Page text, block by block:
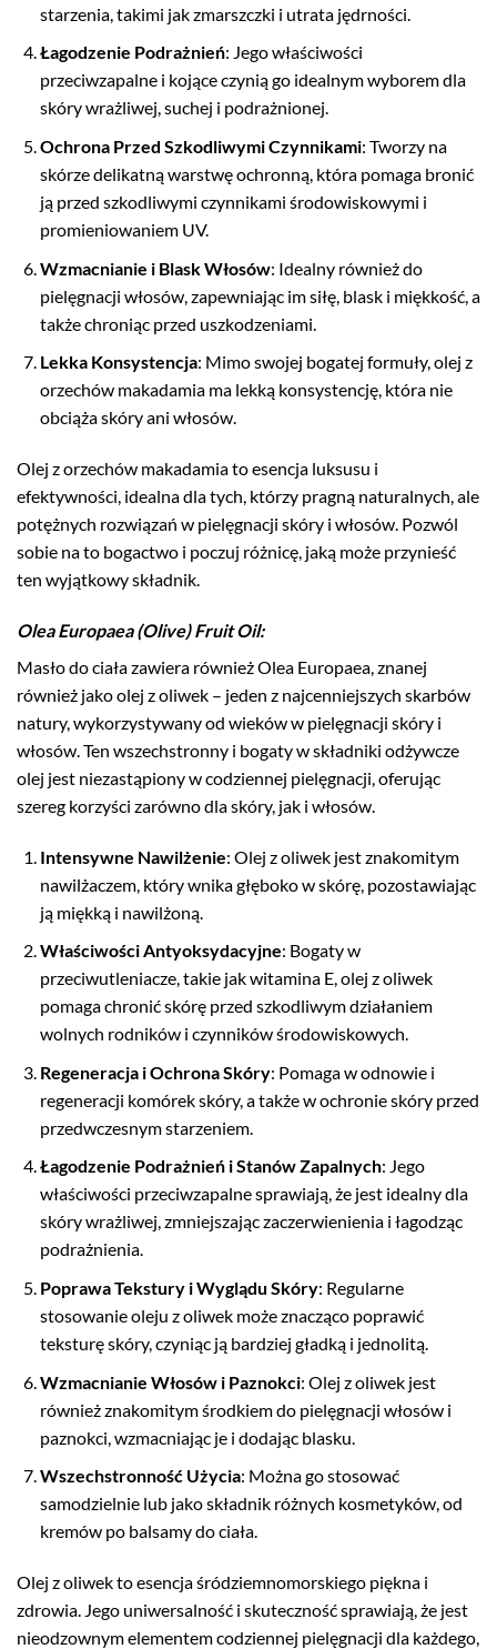
starzenia, takimi jak zmarszczki i utrata jędrności.
Łagodzenie Podrażnień: Jego właściwości
przeciwzapalne i kojące czynią go idealnym wyborem dla
skóry wrażliwej, suchej i podrażnionej.
Ochrona Przed Szkodliwymi Czynnikami: Tworzy na
skórze delikatną warstwę ochronną, która pomaga bronić
ją przed szkodliwymi czynnikami środowiskowymi i
promieniowaniem UV.
Wzmacnianie i Blask Włosów: Idealny również do
pielęgnacji włosów, zapewniając im siłę, blask i miękkość, a
także chroniąc przed uszkodzeniami.
Lekka Konsystencja: Mimo swojej bogatej formuły, olej z
orzechów makadamia ma lekką konsystencję, która nie
obciąża skóry ani włosów.
Olej z orzechów makadamia to esencja luksusu i
efektywności, idealna dla tych, którzy pragną naturalnych, ale
potężnych rozwiązań w pielęgnacji skóry i włosów. Pozwól
sobie na to bogactwo i poczuj różnicę, jaką może przynieść
ten wyjątkowy składnik.
Olea Europaea (Olive) Fruit Oil:
Masło do ciała zawiera również Olea Europaea, znanej
również jako olej z oliwek – jeden z najcenniejszych skarbów
natury, wykorzystywany od wieków w pielęgnacji skóry i
włosów. Ten wszechstronny i bogaty w składniki odżywcze
olej jest niezastąpiony w codziennej pielęgnacji, oferując
szereg korzyści zarówno dla skóry, jak i włosów.
Intensywne Nawilżenie: Olej z oliwek jest znakomitym
nawilżaczem, który wnika głęboko w skórę, pozostawiając
ją miękką i nawilżoną.
Właściwości Antyoksydacyjne: Bogaty w
przeciwutleniacze, takie jak witamina E, olej z oliwek
pomaga chronić skórę przed szkodliwym działaniem
wolnych rodników i czynników środowiskowych.
Regeneracja i Ochrona Skóry: Pomaga w odnowie i
regeneracji komórek skóry, a także w ochronie skóry przed
przedwczesnym starzeniem.
Łagodzenie Podrażnień i Stanów Zapalnych: Jego
właściwości przeciwzapalne sprawiają, że jest idealny dla
skóry wrażliwej, zmniejszając zaczerwienienia i łagodząc
podrażnienia.
Poprawa Tekstury i Wyglądu Skóry: Regularne
stosowanie oleju z oliwek może znacząco poprawić
teksturę skóry, czyniąc ją bardziej gładką i jednolitą.
Wzmacnianie Włosów i Paznokci: Olej z oliwek jest
również znakomitym środkiem do pielęgnacji włosów i
paznokci, wzmacniając je i dodając blasku.
Wszechstronność Użycia: Można go stosować
samodzielnie lub jako składnik różnych kosmetyków, od
kremów po balsamy do ciała.
Olej z oliwek to esencja śródziemnomorskiego piękna i
zdrowia. Jego uniwersalność i skuteczność sprawiają, że jest
nieodzownym elementem codziennej pielęgnacji dla każdego,